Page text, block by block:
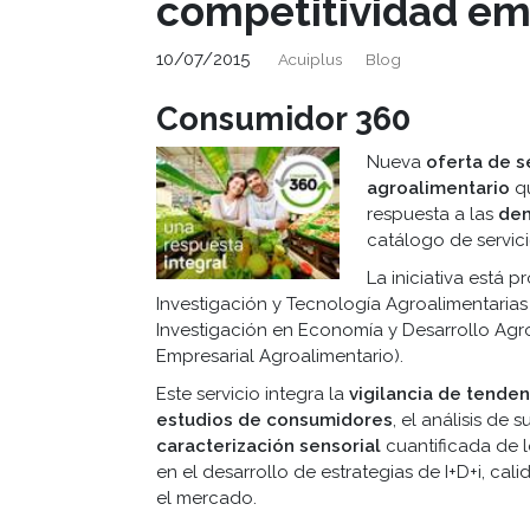
competitividad
10/07/2015 Acuiplus Blog
Consumidor 360
Nueva oferta de
agroalimentario
respuesta a las
catálogo de
La iniciativa está
Investigación y Tecnología
Investigación en Economía y Desarrollo
Empresarial Agroalimentario).
Este servicio integra la vigilancia de
estudios de consumidores , el análisis de su
caracterización sensorial cuantificada de
en el desarrollo de estrategias de I+D+i,
el mercado.